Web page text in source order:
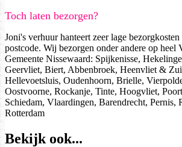
Toch laten bezorgen?
Joni's verhuur hanteert zeer lage
postcode. Wij bezorgen onder andere op heel
Gemeente Nissewaard: Spijkenisse,
Geervliet, Biert, Abbenbroek, Heenvliet &
Hellevoetsluis, Oudenhoorn, Brielle,
Oostvoorne, Rockanje, Tinte, Hoogvliet,
Schiedam, Vlaardingen, Barendrecht, Pernis,
Rotterdam
Bekijk ook...